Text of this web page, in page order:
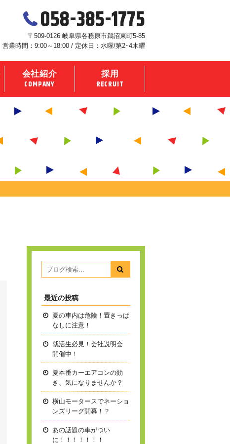
058-385-1775
〒509-0126 岐阜県各務原市鵜沼東町5-85
営業時間：9:00～18:00 / 定休日：水曜/第2･4木曜
会社紹介
COMPANY
採用
RECRUIT
最近の投稿
夏の車内は危険！置きっぱ
なしに注意！
就活生必見！会社説明会
開催中！
夏本番カーエアコンの効
き、気になりませんか？
横山モータースでネーショ
ンズリーグ開幕！？
あの話題の車がつい
に！！！！！！！